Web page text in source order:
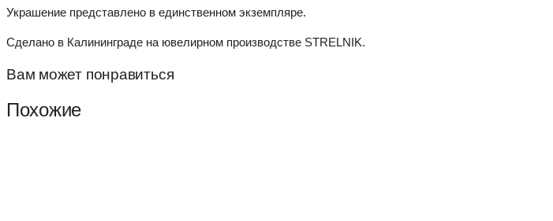
Украшение представлено в единственном экземпляре.
Сделано в Калининграде на ювелирном производстве STRELNIK.
Вам может понравиться
Похожие